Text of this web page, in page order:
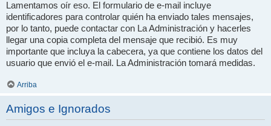
Lamentamos oír eso. El formulario de e-mail incluye
identificadores para controlar quién ha enviado tales mensajes,
por lo tanto, puede contactar con La Administración y hacerles
llegar una copia completa del mensaje que recibió. Es muy
importante que incluya la cabecera, ya que contiene los datos del
usuario que envió el e-mail. La Administración tomará medidas.
Arriba
Amigos e Ignorados